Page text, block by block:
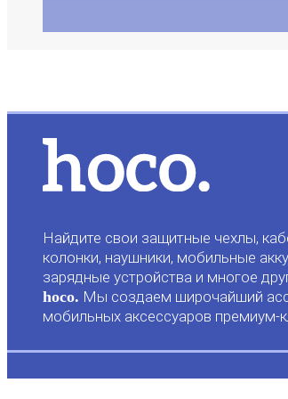
Найдите свои защитные чехлы,
колонки, наушники, мобильные
зарядные устройства и многое
hoco. Мы создаем широчайший
мобильных аксессуаров премиум-